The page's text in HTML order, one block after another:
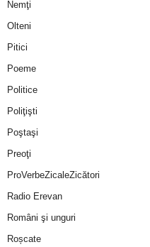
Nemţi
Olteni
Pitici
Poeme
Politice
Poliţişti
Poştaşi
Preoţi
ProVerbeZicaleZicători
Radio Erevan
Români şi unguri
Roșcate